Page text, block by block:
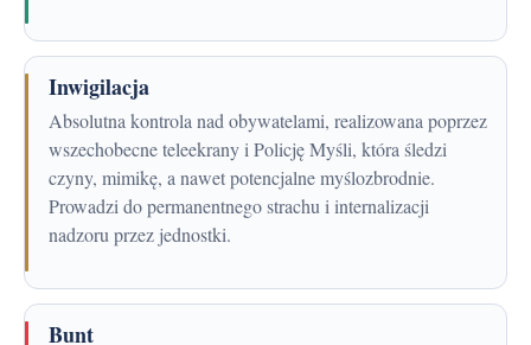
Inwigilacja
Absolutna kontrola nad obywatelami, realizowana poprzez
wszechobecne teleekrany i Policję Myśli, która śledzi
czyny, mimikę, a nawet potencjalne myślozbrodnie.
Prowadzi do permanentnego strachu i internalizacji
nadzoru przez jednostki.
Bunt